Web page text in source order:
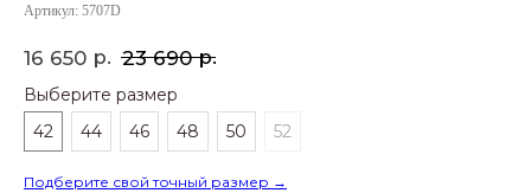
Артикул: 5707D
16 650 р. 23 690 р.
Выберите размер
42
44 46 48 50 52
Подберите свой точный размер →